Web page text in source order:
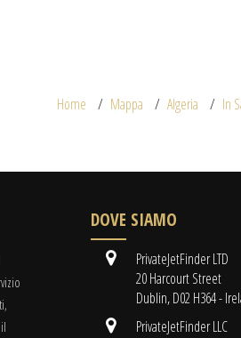
Home Mappa Algeria In
DOVE SIAMO
PrivateJetFinder LTD
20 Harcourt Street
Dublin, D02 H364 -
PrivateJetFinder LLC